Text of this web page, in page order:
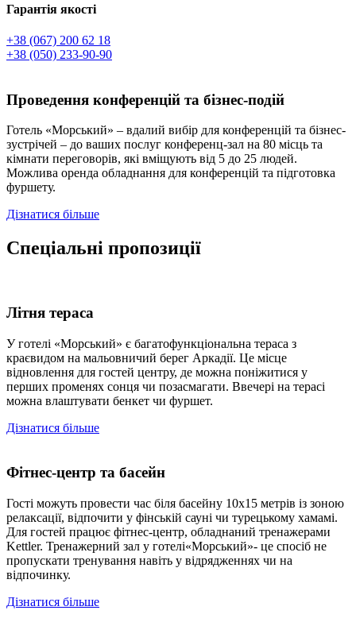
Гарантія якості
+38 (067) 200 62 18
+38 (050) 233-90-90
Проведення конференцій та бізнес-подій
Готель «Морський» – вдалий вибір для конференцій та бізнес-
зустрічей – до ваших послуг конференц-зал на 80 місць та
кімнати переговорів, які вміщують від 5 до 25 людей.
Можлива оренда обладнання для конференцій та підготовка
фуршету.
Дізнатися більше
Спеціальні пропозиції
Літня тераса
У готелі «Морський» є багатофункціональна тераса з
краєвидом на мальовничий берег Аркадії. Це місце
відновлення для гостей центру, де можна поніжитися у
перших променях сонця чи позасмагати. Ввечері на терасі
можна влаштувати бенкет чи фуршет.
Дізнатися більше
Фітнес-центр та басейн
Гості можуть провести час біля басейну 10х15 метрів із зоною
релаксації, відпочити у фінській сауні чи турецькому хамамі.
Для гостей працює фітнес-центр, обладнаний тренажерами
Kettler. Тренажерний зал у готелі«Морський»- це спосіб не
пропускати тренування навіть у відрядженнях чи на
відпочинку.
Дізнатися більше